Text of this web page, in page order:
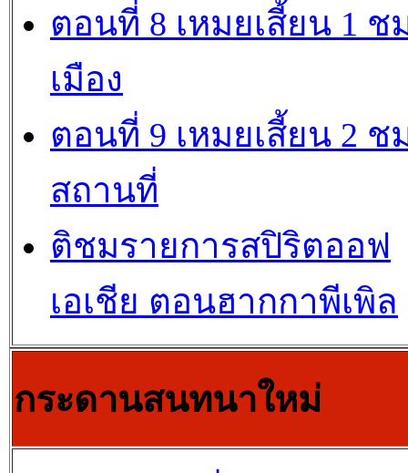
ตอนที่ 8 เหมยเสี้ยน 1 ช
เมือง
ตอนที่ 9 เหมยเสี้ยน 2 ช
สถานที่
ติชมรายการสปิริตออฟ
เอเชีย ตอนฮากกาพีเพิล
กระดานสนทนาใหม่